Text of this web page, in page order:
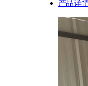
产品详